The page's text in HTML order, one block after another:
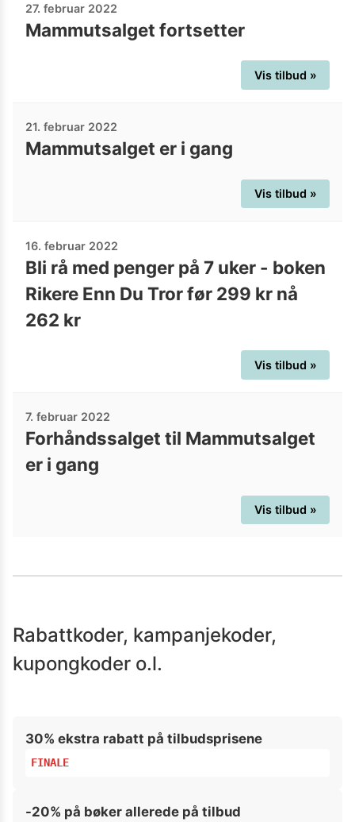
27. februar 2022
Mammutsalget fortsetter
Vis tilbud »
21. februar 2022
Mammutsalget er i gang
Vis tilbud »
16. februar 2022
Bli rå med penger på 7 uker - boken
Rikere Enn Du Tror før 299 kr nå
262 kr
Vis tilbud »
7. februar 2022
Forhåndssalget til Mammutsalget
er i gang
Vis tilbud »
Rabattkoder, kampanjekoder,
kupongkoder o.l.
30% ekstra rabatt på tilbudsprisene
FINALE
-20% på bøker allerede på tilbud